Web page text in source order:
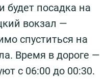
будет посадка на
вокзал —
спуститься на
Время в дороге —
с 06:00 до 00:30.